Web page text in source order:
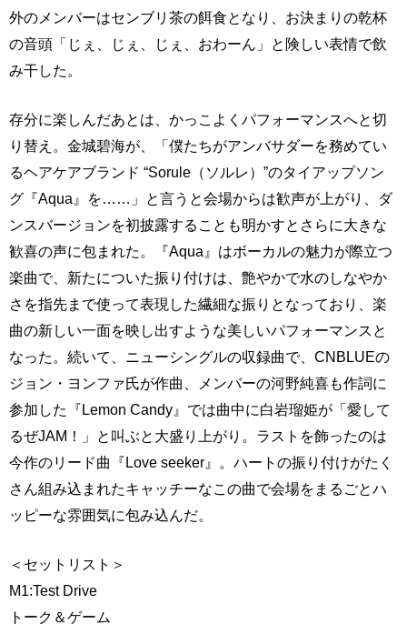
外のメンバーはセンブリ茶の餌食となり、お決まりの乾杯
の音頭「じぇ、じぇ、じぇ、おわーん」と険しい表情で飲
み干した。
存分に楽しんだあとは、かっこよくパフォーマンスへと切
り替え。金城碧海が、「僕たちがアンバサダーを務めてい
るヘアケアブランド “Sorule（ソルレ）”のタイアップソン
グ『Aqua』を……」と言うと会場からは歓声が上がり、ダ
ンスバージョンを初披露することも明かすとさらに大きな
歓喜の声に包まれた。『Aqua』はボーカルの魅力が際立つ
楽曲で、新たについた振り付けは、艶やかで水のしなやか
さを指先まで使って表現した繊細な振りとなっており、楽
曲の新しい一面を映し出すような美しいパフォーマンスと
なった。続いて、ニューシングルの収録曲で、CNBLUEの
ジョン・ヨンファ氏が作曲、メンバーの河野純喜も作詞に
参加した『Lemon Candy』では曲中に白岩瑠姫が「愛して
るぜJAM！」と叫ぶと大盛り上がり。ラストを飾ったのは
今作のリード曲『Love seeker』。ハートの振り付けがたく
さん組み込まれたキャッチーなこの曲で会場をまるごとハ
ッピーな雰囲気に包み込んだ。
＜セットリスト＞
M1:Test Drive
トーク＆ゲーム